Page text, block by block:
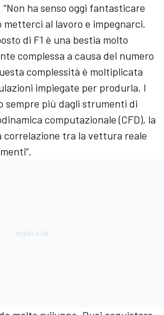
ha senso oggi fantasticare
al lavoro e impegnarci.
di F1 è una bestia molto
complessa a causa del numero
complessità è moltiplicata
impiegate per produrla. I
sempre più dagli strumenti di
computazionale (CFD), la
correlazione tra la vettura reale